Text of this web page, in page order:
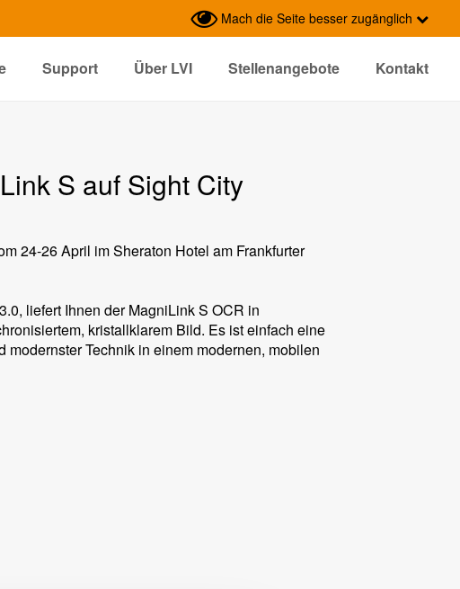
Mach die Seite besser zugänglich
Support Über LVI Stellenangebote
Kontakt
S auf Sight City
24-26 April im Sheraton Hotel am Frankfurter
liefert Ihnen der MagniLink S OCR in
kristallklarem Bild. Es ist einfach eine
Technik in einem modernen, mobilen